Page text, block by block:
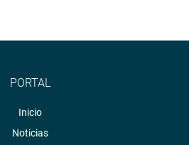
PORTAL
Inicio
Noticias